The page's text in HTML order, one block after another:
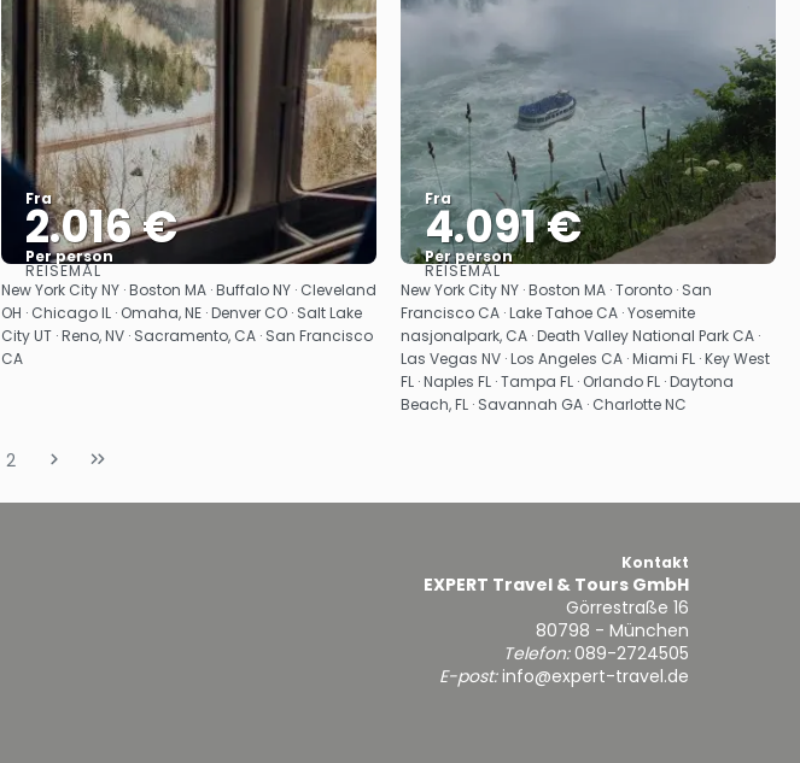
Fra
2.016 €
Per person
Se
REISEMÅL
New York City NY · Boston MA · Buffalo NY · Cleveland
OH · Chicago IL · Omaha, NE · Denver CO · Salt Lake
City UT · Reno, NV · Sacramento, CA · San Francisco
CA
Fra
4.091 €
Per person
Se
REISEMÅL
New York City NY · Boston MA · Toronto · San
Francisco CA · Lake Tahoe CA · Yosemite
nasjonalpark, CA · Death Valley National Park CA ·
Las Vegas NV · Los Angeles CA · Miami FL · Key West
FL · Naples FL · Tampa FL · Orlando FL · Daytona
Beach, FL · Savannah GA · Charlotte NC
2
Kontakt
EXPERT Travel & Tours GmbH
Görrestraße 16
80798 - München
Telefon:089-2724505
E-post:info@expert-travel.de